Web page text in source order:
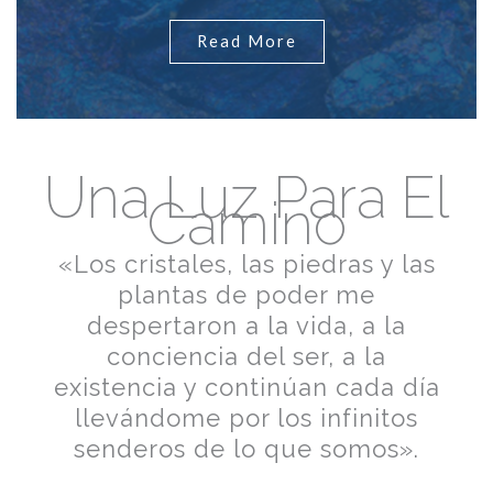
Read More
Una Luz Para El
Camino
«Los cristales, las piedras y las
plantas de poder me
despertaron a la vida, a la
conciencia del ser, a la
existencia y continúan cada día
llevándome por los infinitos
senderos de lo que somos».